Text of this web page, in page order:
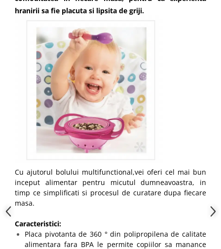
hranirii sa fie placuta si lipsita de griji.
Cu ajutorul bolului multifunctional,vei oferi cel mai bun
inceput alimentar pentru micutul dumneavoastra, in
timp ce simplificati si procesul de curatare dupa fiecare
masa.
Caracteristici:
Placa pivotanta de 360 ° din polipropilena de calitate
alimentara fara BPA le permite copiilor sa manance